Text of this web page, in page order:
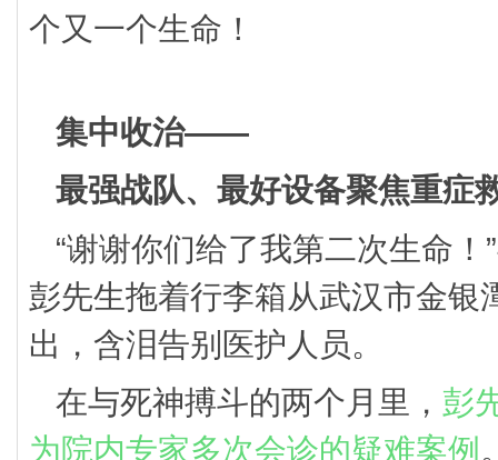
个又一个生命！
集中收治——
最强战队、最好设备聚焦重症
“谢谢你们给了我第二次生命
彭先生拖着行李箱从武汉市金银
出，含泪告别医护人员。
在与死神搏斗的两个月里， 彭
为院内专家多次会诊的疑难案例